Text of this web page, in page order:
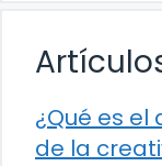
¿Qué es
de la